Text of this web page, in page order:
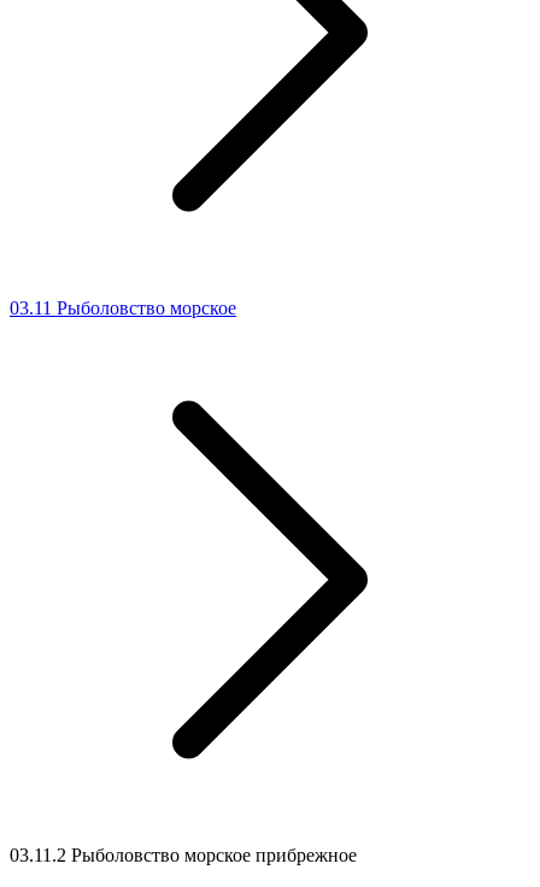
03.11 Рыболовство морское
03.11.2 Рыболовство морское прибрежное